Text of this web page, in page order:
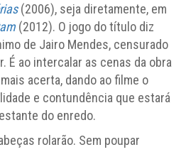
(2006), seja diretamente, em
(2012). O jogo do título diz
de Jairo Mendes, censurado
É ao intercalar as cenas da obra
acerta, dando ao filme o
e contundência que estará
do enredo.
rolarão. Sem poupar